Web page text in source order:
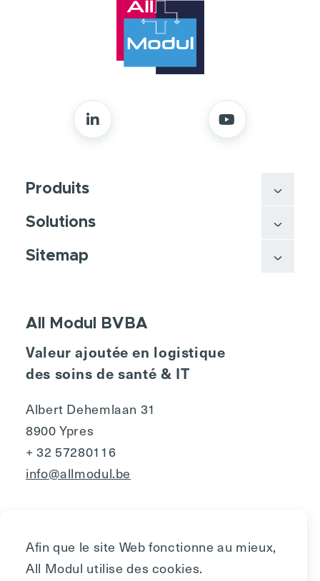
Afin que le site Web fonctionne au mieux,
All Modul utilise des cookies.
Produits
Solutions
Sitemap
All Modul BVBA
Valeur ajoutée en logistique
des soins de santé & IT
Albert Dehemlaan 31
8900 Ypres
+ 32 57280116
info@allmodul.be
Privacy